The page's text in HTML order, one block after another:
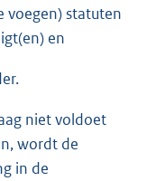
voegen) statuten
en
niet voldoet
wordt de
in de